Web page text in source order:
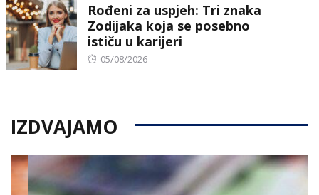
Rođeni za uspjeh: Tri znaka
Zodijaka koja se posebno
ističu u karijeri
Posted
05/08/2026
IZDVAJAMO